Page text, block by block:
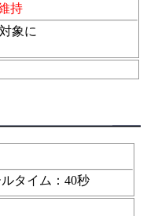
持
象に
タイム：40秒